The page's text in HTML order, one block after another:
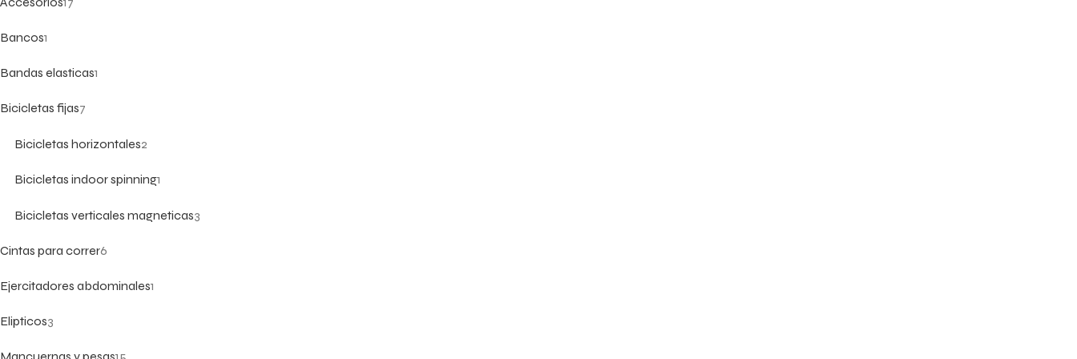
Bancos1
Bandas elasticas1
Bicicletas fijas7
Bicicletas horizontales2
Bicicletas indoor spinning1
Bicicletas verticales magneticas3
Cintas para correr6
Ejercitadores abdominales1
Elipticos3